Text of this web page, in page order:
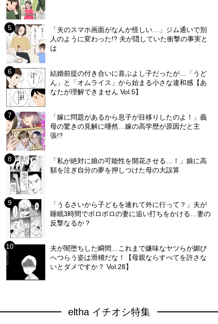
「夫のスマホ画面がなんか怪しい…」ジム通いで別
人のように変わった!? 夫が隠していた衝撃の事実と
は
結婚前提の付き合いに喜ぶよし子だったが…「うど
ん」と「オムライス」から始まる小さな違和感【あ
なたが理解できません Vol.5】
「嫁に問題があるから息子が目移りしたのよ！」義
母の驚きの見解に唖然…嫁の高学歴が原因だと主
張!?
「私が絶対に娘の可能性を開花させる…！」娘に高
額を注ぎ自分の夢を押しつけた母の大誤算
「うるさいから子どもを連れて外に行って？」夫が
睡眠3時間でボロボロの妻に追い打ちをかける…妻の
反撃なるか？
夫が闇堕ちした瞬間…これまで嫌味なヤツらが媚び
へつらう姿は滑稽だな！【母親ならすべてを許さな
いとダメですか？ Vol.28】
eltha イチオシ特集